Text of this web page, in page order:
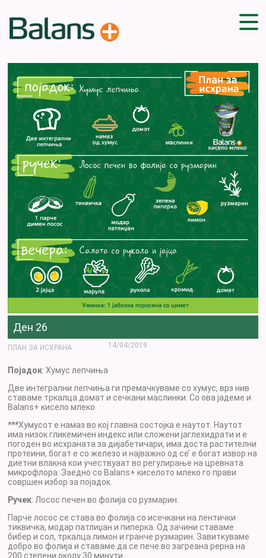
ДОМА
СОВЕТИ
ВЕЖБИ
ПЛАН ЗА ИСХРАНА
ЗДРАВИ РЕЦЕПТИ
БЛОГ
ПРОИЗВОДИ
КАМПАЊИ
ЧПП
Ден 26
ПЛАН ЗА ИСХРАНА 14/04/2019
Појадок: Хумус лепчиња
Две интегрални лепчиња ги премачкуваме со хумус, врз нив
ставаме тркалца домат и сечкани маслинки. Со ова јадеме и
Balans+ кисело млеко
***Хумусот е намаз во кој главна состојка е наутот. Наутот
има низок гликемичен индекс или сложени јаглехидрати и е
погоден во исхраната за дијабетичари, има доста растителни
протеини, богат е со железо и најважно од се’ е богат извор на
диетни влакна кои учествуаат во регулирање на цревната
микрофлора. Заедно со Balans+ киселото млеко го прави
совршен избор за појадок.
Ручек: Лосос печен во фолија со рузмарин.
Парче лосос се става во фолија со исечкани на лентички
тиквичка, модар патлиџан и пиперка. Од зачини ставаме
бибер и сол, тркалца лимон и гранче рузмарин. Завиткуваме
добро во фолија и ставаме да се пече во загреана рерна на
200 степени околу 30 минути.